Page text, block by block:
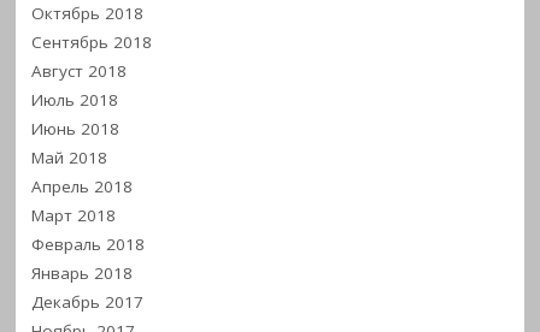
Октябрь 2018
Сентябрь 2018
Август 2018
Июль 2018
Июнь 2018
Май 2018
Апрель 2018
Март 2018
Февраль 2018
Январь 2018
Декабрь 2017